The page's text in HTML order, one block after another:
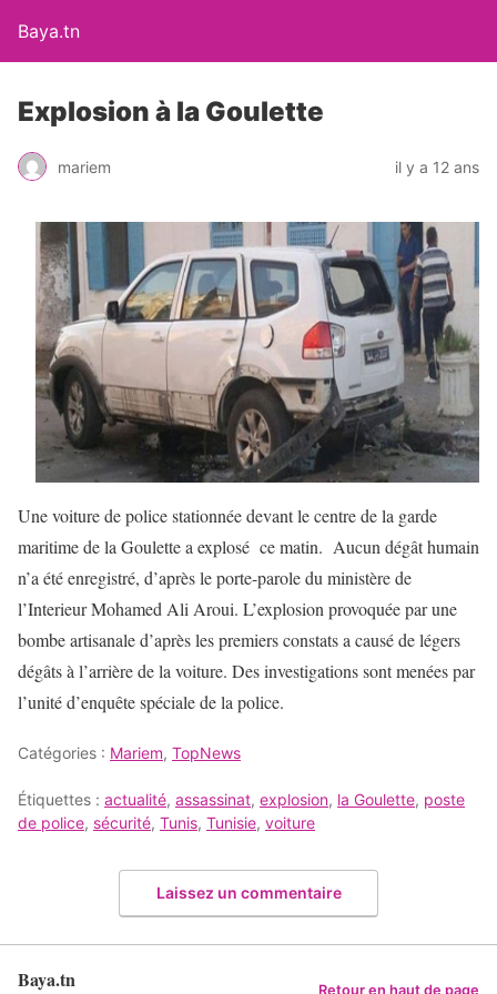
Baya.tn
Explosion à la Goulette
mariem il y a 12 ans
Une voiture de police stationnée devant le centre de la garde
maritime de la Goulette a explosé ce matin. Aucun dégât humain
n’a été enregistré, d’après le porte-parole du ministère de
l’Interieur Mohamed Ali Aroui. L’explosion provoquée par une
bombe artisanale d’après les premiers constats a causé de légers
dégâts à l’arrière de la voiture. Des investigations sont menées par
l’unité d’enquête spéciale de la police.
Catégories : Mariem, TopNews
Étiquettes : actualité, assassinat, explosion, la Goulette, poste
de police, sécurité, Tunis, Tunisie, voiture
Laissez un commentaire
Baya.tn Retour en haut de page